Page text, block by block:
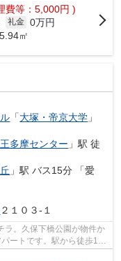
費等：5,000円 )
礼金 0万円
㎡
「大塚・帝京大学 」
多摩センター 」駅 徒
」駅 バス15分 「愛
２１０３-１
ラ。久保下橋公園が物件か
ートです。駅から徒歩15